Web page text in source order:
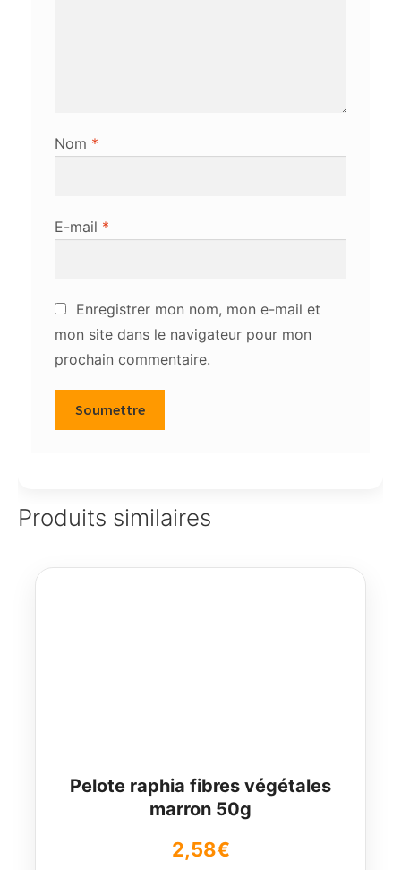
Nom *
E-mail *
Enregistrer mon nom, mon e-mail et
mon site dans le navigateur pour mon
prochain commentaire.
Produits similaires
Pelote raphia fibres végétales
marron 50g
2,58€